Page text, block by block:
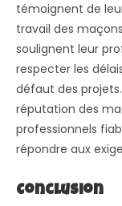
témoignent de
travail des
soulignent leur
respecter les
défaut des
réputation des
professionnels
répondre aux
Conclusion